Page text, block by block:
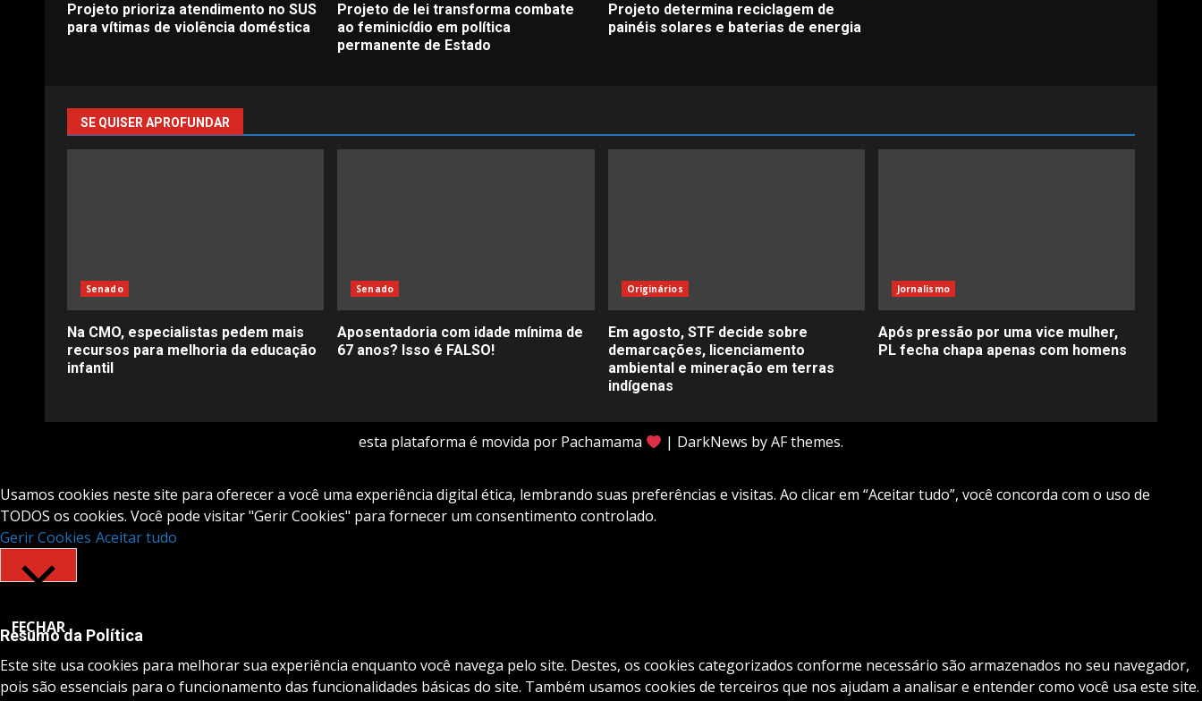
Projeto prioriza atendimento no SUS
para vítimas de violência doméstica
Projeto de lei transforma combate
ao feminicídio em política
permanente de Estado
Projeto determina reciclagem de
painéis solares e baterias de energia
SE QUISER APROFUNDAR
Senado
Na CMO, especialistas pedem mais
recursos para melhoria da educação
infantil
Senado
Aposentadoria com idade mínima de
67 anos? Isso é FALSO!
Originários
Em agosto, STF decide sobre
demarcações, licenciamento
ambiental e mineração em terras
indígenas
Jornalismo
Após pressão por uma vice mulher,
PL fecha chapa apenas com homens
esta plataforma é movida por Pachamama | DarkNews by AF themes.
Usamos cookies neste site para oferecer a você uma experiência digital ética, lembrando suas preferências e visitas. Ao clicar em “Aceitar tudo”, você concorda com o uso de
TODOS os cookies. Você pode visitar "Gerir Cookies" para fornecer um consentimento controlado.
Gerir Cookies Aceitar tudo
FECHAR
Resumo da Política
Este site usa cookies para melhorar sua experiência enquanto você navega pelo site. Destes, os cookies categorizados conforme necessário são armazenados no seu navegador,
pois são essenciais para o funcionamento das funcionalidades básicas do site. Também usamos cookies de terceiros que nos ajudam a analisar e entender como você usa este site.